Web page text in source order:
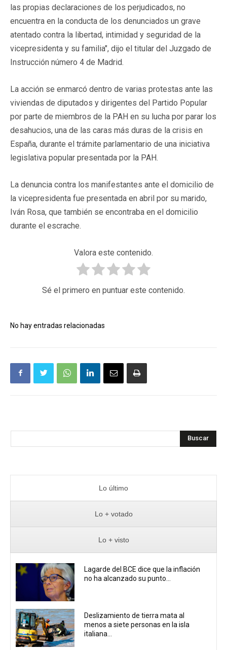
las propias declaraciones de los perjudicados, no
encuentra en la conducta de los denunciados un grave
atentado contra la libertad, intimidad y seguridad de la
vicepresidenta y su familia", dijo el titular del Juzgado de
Instrucción número 4 de Madrid.
La acción se enmarcó dentro de varias protestas ante las
viviendas de diputados y dirigentes del Partido Popular
por parte de miembros de la PAH en su lucha por parar los
desahucios, una de las caras más duras de la crisis en
España, durante el trámite parlamentario de una iniciativa
legislativa popular presentada por la PAH.
La denuncia contra los manifestantes ante el domicilio de
la vicepresidenta fue presentada en abril por su marido,
Iván Rosa, que también se encontraba en el domicilio
durante el escrache.
Valora este contenido.
Sé el primero en puntuar este contenido.
No hay entradas relacionadas
Buscar
Lo último
Lo + votado
Lo + visto
Lagarde del BCE dice que la inflación
no ha alcanzado su punto...
Deslizamiento de tierra mata al
menos a siete personas en la isla
italiana...